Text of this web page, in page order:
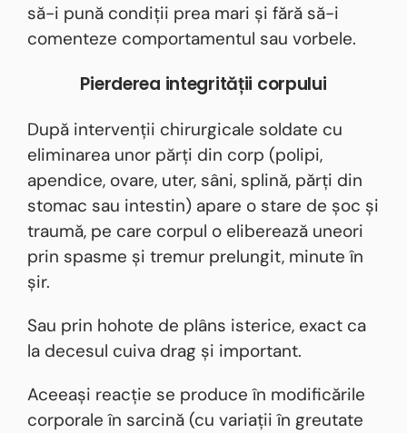
să-i pună condiții prea mari și fără să-i
comenteze comportamentul sau vorbele.
Pierderea integrității corpului
După intervenții chirurgicale soldate cu
eliminarea unor părți din corp (polipi,
apendice, ovare, uter, sâni, splină, părți din
stomac sau intestin) apare o stare de șoc și
traumă, pe care corpul o eliberează uneori
prin spasme și tremur prelungit, minute în
șir.
Sau prin hohote de plâns isterice, exact ca
la decesul cuiva drag și important.
Aceeași reacție se produce în modificările
corporale în sarcină (cu variații în greutate